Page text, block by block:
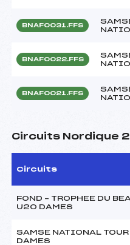
BNAF0031.FFS
BNAF0022.FFS
BNAF0021.FFS
Circuits Nordique
Circuits
FOND – TROPHEE DU
U20 DAMES
SAMSE NATIONAL
DAMES